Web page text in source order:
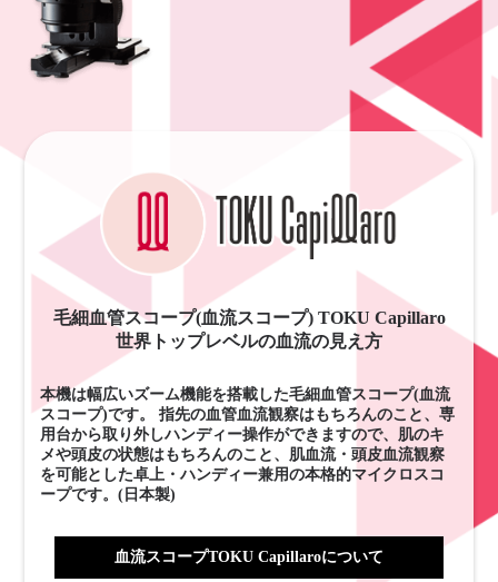
毛細血管スコープ(血流スコープ) TOKU Capillaro
世界トップレベルの血流の見え方
本機は幅広いズーム機能を搭載した毛細血管スコープ(血流
スコープ)です。 指先の血管血流観察はもちろんのこと、専
用台から取り外しハンディー操作ができますので、肌のキ
メや頭皮の状態はもちろんのこと、肌血流・頭皮血流観察
を可能とした卓上・ハンディー兼用の本格的マイクロスコ
ープです。(日本製)
血流スコープTOKU Capillaroについて